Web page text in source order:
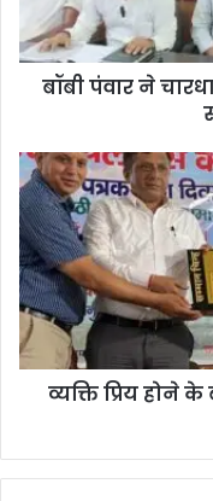
बॉबी पंवार ने
व्यक्ति प्रिय होने